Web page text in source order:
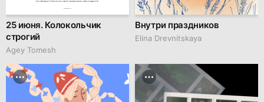
Они обладают стойкостью и умеют преодолевать любые трудности.
hseanimation.ru
25 июня. Колокольчик
строгий
Agey Tomesh
Внутри праздников
Elina Drevnitskaya